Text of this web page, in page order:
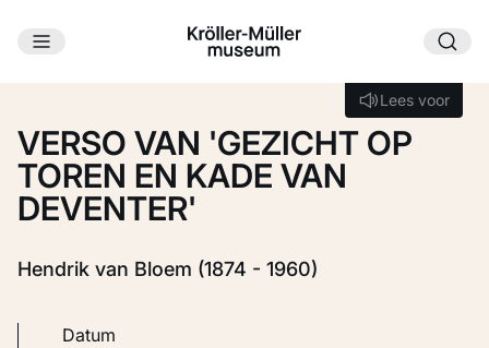
Ga naar hoofdinhoud
Lees voor
Lees voor
VERSO VAN 'GEZICHT OP
TOREN EN KADE VAN
DEVENTER'
Hendrik van Bloem (1874 - 1960)
Datum